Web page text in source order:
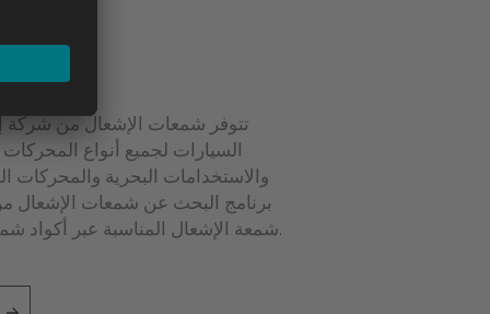
تتوفر شمعات الإشعال من شركة
السيارات لجميع أنواع المحركات
والاستخدامات البحرية والمحركات
برنامج البحث عن شمعات الإشعال
شمعة الإشعال المناسبة عبر أكواد شمعات الإشعال من شركة إن جي كيه.